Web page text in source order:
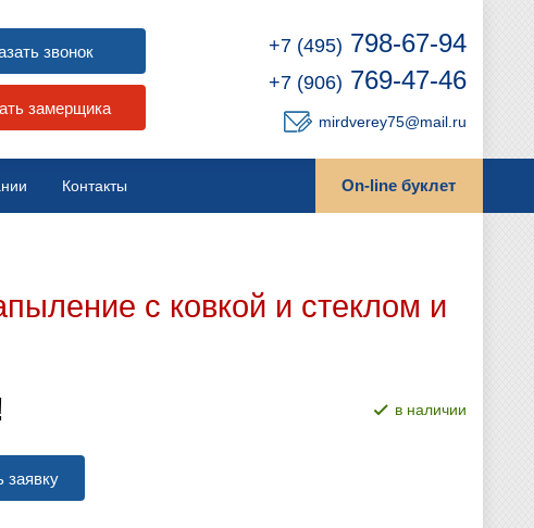
звонок
замерщика
+7 (495) 798-67-94
+7 (906) 769-47-46
mirdverey75@mail.ru
Контакты On-line буклет
с ковкой и стеклом и
в наличии
заявку